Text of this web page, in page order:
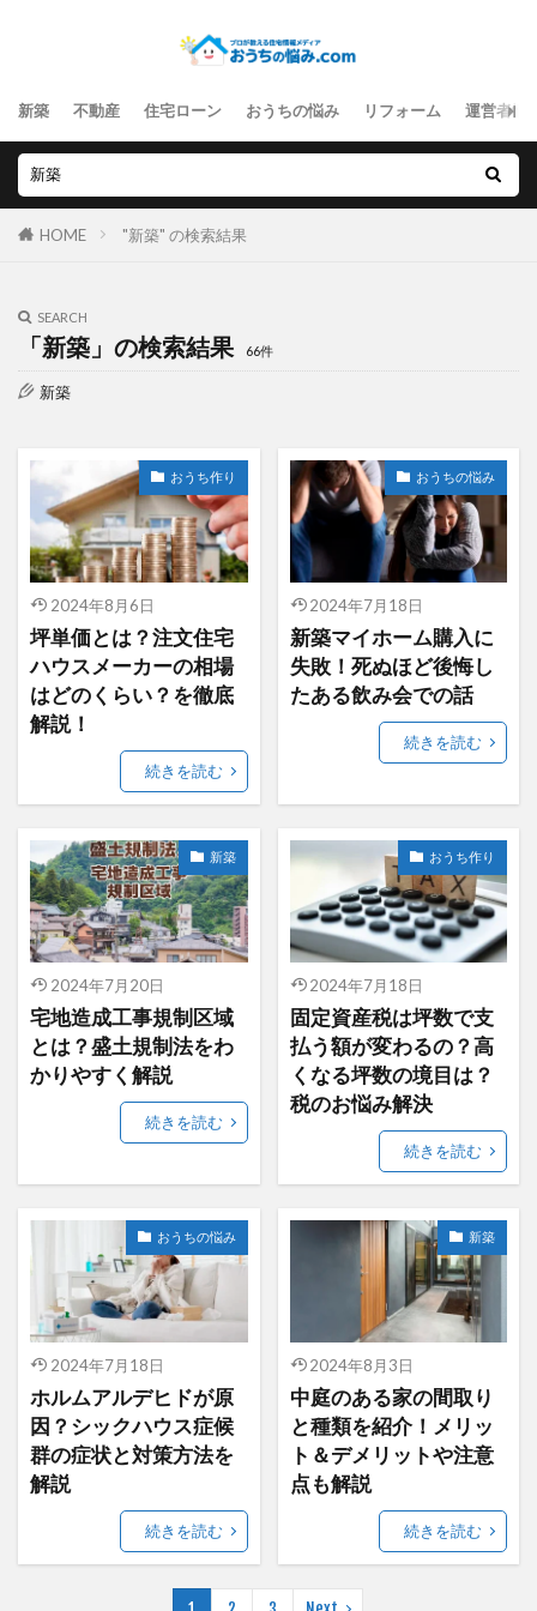
新築 不動産 住宅ローン おうちの悩み リフォーム 運営者情
HOME "新築" の検索結果
SEARCH
「新築」の検索結果 66件
新築
おうち作り
2024年8月6日
坪単価とは？注文住宅
ハウスメーカーの相場
はどのくらい？を徹底
解説！
続きを読む
おうちの悩み
2024年7月18日
新築マイホーム購入に
失敗！死ぬほど後悔し
たある飲み会での話
続きを読む
新築
2024年7月20日
宅地造成工事規制区域
とは？盛土規制法をわ
かりやすく解説
続きを読む
おうち作り
2024年7月18日
固定資産税は坪数で支
払う額が変わるの？高
くなる坪数の境目は？
税のお悩み解決
続きを読む
おうちの悩み
2024年7月18日
ホルムアルデヒドが原
因？シックハウス症候
群の症状と対策方法を
解説
続きを読む
新築
2024年8月3日
中庭のある家の間取り
と種類を紹介！メリッ
ト＆デメリットや注意
点も解説
続きを読む